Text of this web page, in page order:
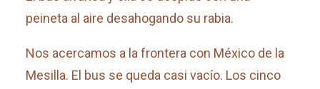
peineta al aire desahogando su rabia.
Nos acercamos a la frontera con México de la
Mesilla. El bus se queda casi vacío. Los cinco